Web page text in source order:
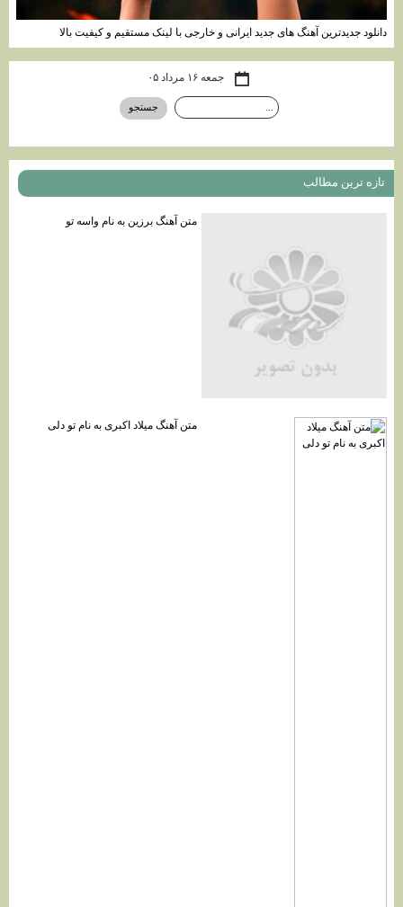
دانلود جدیدترین آهنگ های جدید ایرانی و خارجی با لینک مستقیم و کیفیت بالا
جمعه ۱۶ مرداد ۰۵
تازه ترين مطالب
متن آهنگ برزين به نام واسه تو
متن آهنگ میلاد اکبری به نام تو دلی